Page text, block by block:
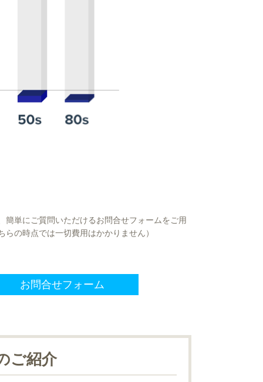
単にご質問いただけるお問合せフォームをご用
らの時点では一切費用はかかりません）
お問合せフォーム
ご紹介